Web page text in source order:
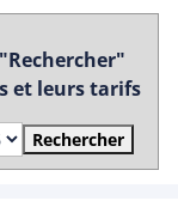
et leurs tarifs
Rechercher